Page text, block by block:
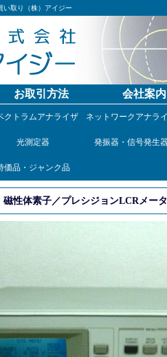
い取り（株）アイジー
お取引方法 会社案内
クトラムアナライザ ネットワークアナラ
光測定器 発振器・信号発生
価品・ジャンク品
性体素子／プレシジョンLCRメー